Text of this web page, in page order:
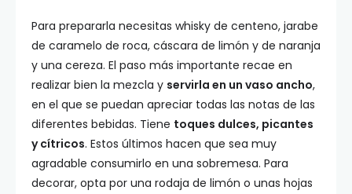
Para prepararla necesitas whisky de centeno, jarabe
de caramelo de roca, cáscara de limón y de naranja
y una cereza. El paso más importante recae en
realizar bien la mezcla y servirla en un vaso ancho,
en el que se puedan apreciar todas las notas de las
diferentes bebidas. Tiene toques dulces, picantes
y cítricos. Estos últimos hacen que sea muy
agradable consumirlo en una sobremesa. Para
decorar, opta por una rodaja de limón o unas hojas